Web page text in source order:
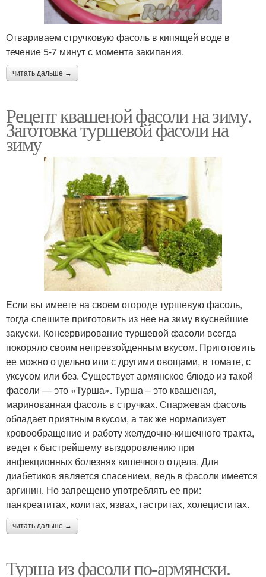
Отвариваем стручковую фасоль в кипящей воде в
течение 5-7 минут с момента закипания.
читать дальше →
Рецепт квашеной фасоли на зиму.
Заготовка туршевой фасоли на
зиму
Если вы имеете на своем огороде туршевую фасоль,
тогда спешите приготовить из нее на зиму вкуснейшие
закуски. Консервирование туршевой фасоли всегда
покоряло своим непревзойденным вкусом. Приготовить
ее можно отдельно или с другими овощами, в томате, с
уксусом или без. Существует армянское блюдо из такой
фасоли — это «Турша». Турша – это квашеная,
маринованная фасоль в стручках. Спаржевая фасоль
обладает приятным вкусом, а так же нормализует
кровообращение и работу желудочно-кишечного тракта,
ведет к быстрейшему выздоровлению при
инфекционных болезнях кишечного отдела. Для
диабетиков является спасением, ведь в фасоли имеется
аргинин. Но запрещено употреблять ее при:
панкреатитах, колитах, язвах, гастритах, холециститах.
читать дальше →
Турша из фасоли по-армянски.